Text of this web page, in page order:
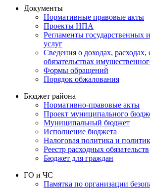
Документы
Нормативные правовые акты
Проекты НПА
Регламенты
услуг
Сведения о доходах,
обязательствах
Формы обращений
Порядок обжалования
Бюджет района
Нормативно-правовые акты
Проект муниципального
Муниципальный бюджет
Исполнение бюджета
Налоговая политика и
Реестр расходных обязательств
Бюджет для граждан
ГО и ЧС
Памятка по организации